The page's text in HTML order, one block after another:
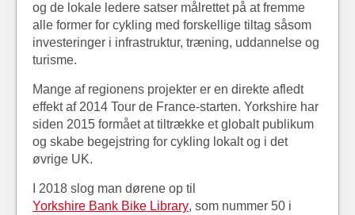
og de lokale ledere satser målrettet på at fremme
alle former for cykling med forskellige tiltag såsom
investeringer i infrastruktur, træning, uddannelse og
turisme.
Mange af regionens projekter er en direkte afledt
effekt af 2014 Tour de France-starten. Yorkshire har
siden 2015 formået at tiltrække et globalt publikum
og skabe begejstring for cykling lokalt og i det
øvrige UK.
I 2018 slog man dørene op til
Yorkshire Bank Bike Library, som nummer 50 i